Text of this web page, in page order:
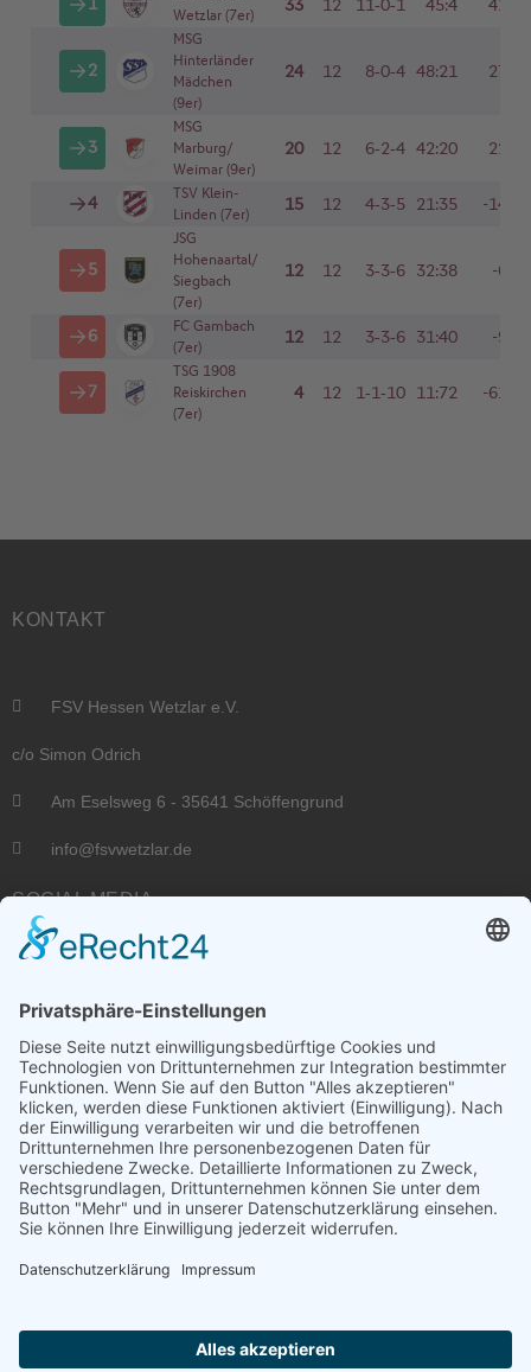
KONTAKT
FSV Hessen Wetzlar e.V.
c/o Simon Odrich
Am Eselsweg 6 - 35641 Schöffengrund
info@fsvwetzlar.de
SOCIAL MEDIA
VERBÄNDE
RECHTLICHES